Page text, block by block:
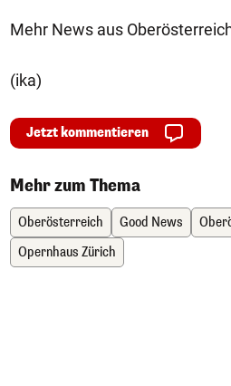
Mehr News aus
(ika)
Jetzt kommentieren
Mehr zum Thema
Oberösterreich Good News
Opernhaus Zürich